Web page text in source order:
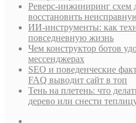
Реверс-инжиниринг схем
восстановить
ИИ-инструменты: как
повседневную жизнь
Чем конструктор ботов
мессенджерах
SEO и поведенческие
FAQ выводит сайт в топ
Тень на плетень: что
дерево или снести